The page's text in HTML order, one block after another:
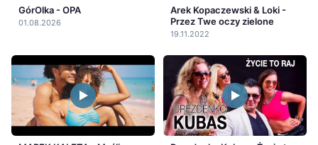
GórOlka - OPA
01.08.2026
Arek Kopaczewski & Loki -
Przez Twe oczy zielone
19.11.2022